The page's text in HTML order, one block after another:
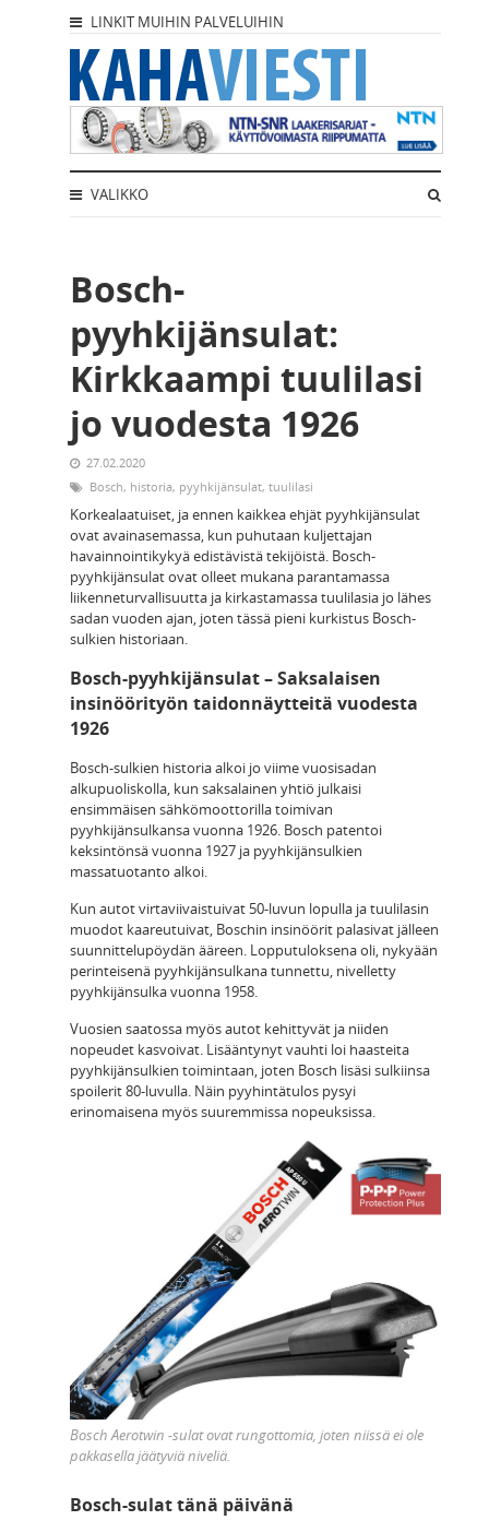
LINKIT MUIHIN PALVELUIHIN
VALIKKO
Bosch-
pyyhkijänsulat:
Kirkkaampi tuulilasi
jo vuodesta 1926
27.02.2020
Bosch, historia, pyyhkijänsulat, tuulilasi
Korkealaatuiset, ja ennen kaikkea ehjät pyyhkijänsulat
ovat avainasemassa, kun puhutaan kuljettajan
havainnointikykyä edistävistä tekijöistä. Bosch-
pyyhkijänsulat ovat olleet mukana parantamassa
liikenneturvallisuutta ja kirkastamassa tuulilasia jo lähes
sadan vuoden ajan, joten tässä pieni kurkistus Bosch-
sulkien historiaan.
Bosch-pyyhkijänsulat – Saksalaisen
insinöörityön taidonnäytteitä vuodesta
1926
Bosch-sulkien historia alkoi jo viime vuosisadan
alkupuoliskolla, kun saksalainen yhtiö julkaisi
ensimmäisen sähkömoottorilla toimivan
pyyhkijänsulkansa vuonna 1926. Bosch patentoi
keksintönsä vuonna 1927 ja pyyhkijänsulkien
massatuotanto alkoi.
Kun autot virtaviivaistuivat 50-luvun lopulla ja tuulilasin
muodot kaareutuivat, Boschin insinöörit palasivat jälleen
suunnittelupöydän ääreen. Lopputuloksena oli, nykyään
perinteisenä pyyhkijänsulkana tunnettu, nivelletty
pyyhkijänsulka vuonna 1958.
Vuosien saatossa myös autot kehittyvät ja niiden
nopeudet kasvoivat. Lisääntynyt vauhti loi haasteita
pyyhkijänsulkien toimintaan, joten Bosch lisäsi sulkiinsa
spoilerit 80-luvulla. Näin pyyhintätulos pysyi
erinomaisena myös suuremmissa nopeuksissa.
Bosch Aerotwin -sulat ovat rungottomia, joten niissä ei ole
pakkasella jäätyviä niveliä.
Bosch-sulat tänä päivänä